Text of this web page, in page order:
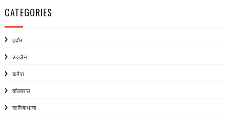
CATEGORIES
इंदौर
उज्जैन
करैरा
कोलारस
खनियाधाना